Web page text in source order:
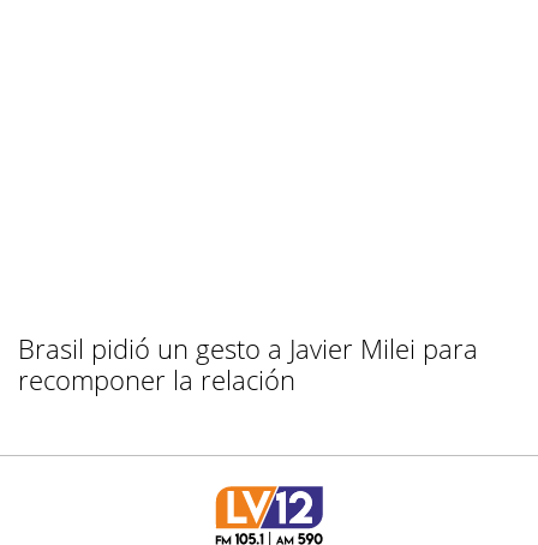
Brasil pidió un gesto a Javier Milei para
recomponer la relación